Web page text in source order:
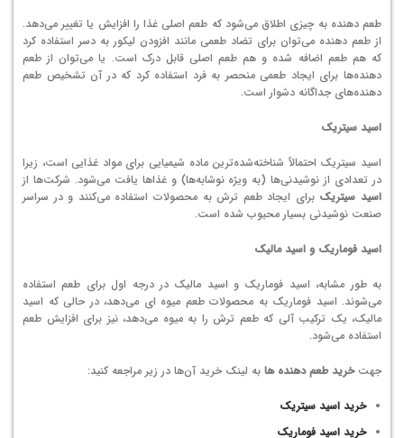
طعم دهنده به چیزی اطلاق می‌شود که طعم اصلی غذا را افزایش یا تغییر می‌دهد.
از طعم دهنده می‌توان برای تضاد طعمی مانند افزودن لیکور به دسر استفاده کرد
که هم طعم اضافه شده و هم طعم اصلی قابل درک است. یا می‌توان از طعم
دهنده‌ها برای ایجاد طعمی منحصر به فرد استفاده کرد که در آن تشخیص طعم
دهنده‌های جداگانه دشوار است.
اسید سیتریک
اسید سیتریک احتمالاً شناخته‌شده‌ترین ماده شیمیایی برای مواد غذایی است، زیرا
در تعدادی از نوشیدنی‌ها (به ویژه نوشابه‌ها) و غذاها یافت می‌‌شود. شرکت‌ها از
اسید سیتریک برای ایجاد طعم ترش به محصولات استفاده می‌‌کنند و در سراسر
صنعت نوشیدنی بسیار محبوب شده است.
اسید فوماریک و اسید مالیک
به طور مشابه، اسید فوماریک و اسید مالیک در درجه اول برای طعم استفاده
می‌شوند. اسید فوماریک به محصولات طعم میوه ای می‌دهد، در حالی که اسید
مالیک، یک ترکیب آلی که طعم ترش را به میوه می‌دهد، نیز برای افزایش طعم
استفاده می‌شود.
جهتخرید طعم دهنده ها به لینک خرید آن‌ها در زیر مراجعه کنید:
خرید اسید سیتریک
خرید اسید فوماریک